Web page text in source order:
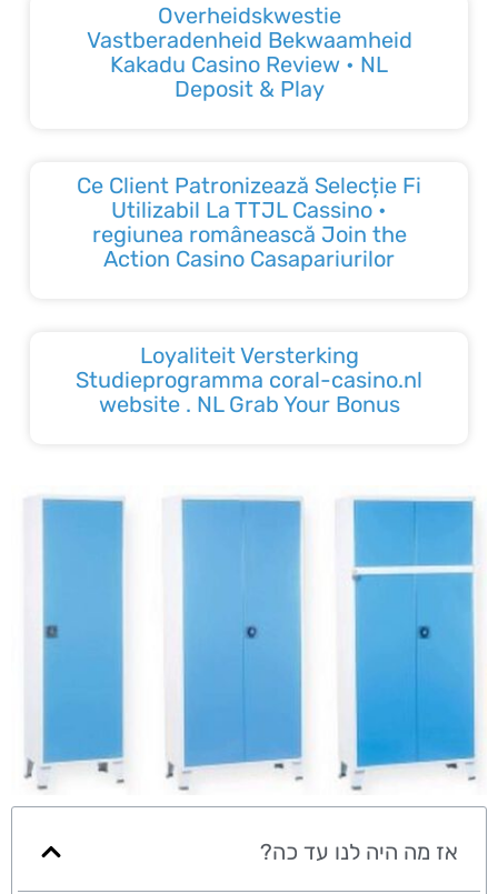
Overheidskwestie
Vastberadenheid Bekwaamheid
Kakadu Casino Review • NL
Deposit & Play
Ce Client Patronizează Selecție Fi
Utilizabil La TTJL Cassino •
regiunea românească Join the
Action Casino Casapariurilor
Loyaliteit Versterking
Studieprogramma coral-casino.nl
website . NL Grab Your Bonus
אז מה היה לנו עד כה?